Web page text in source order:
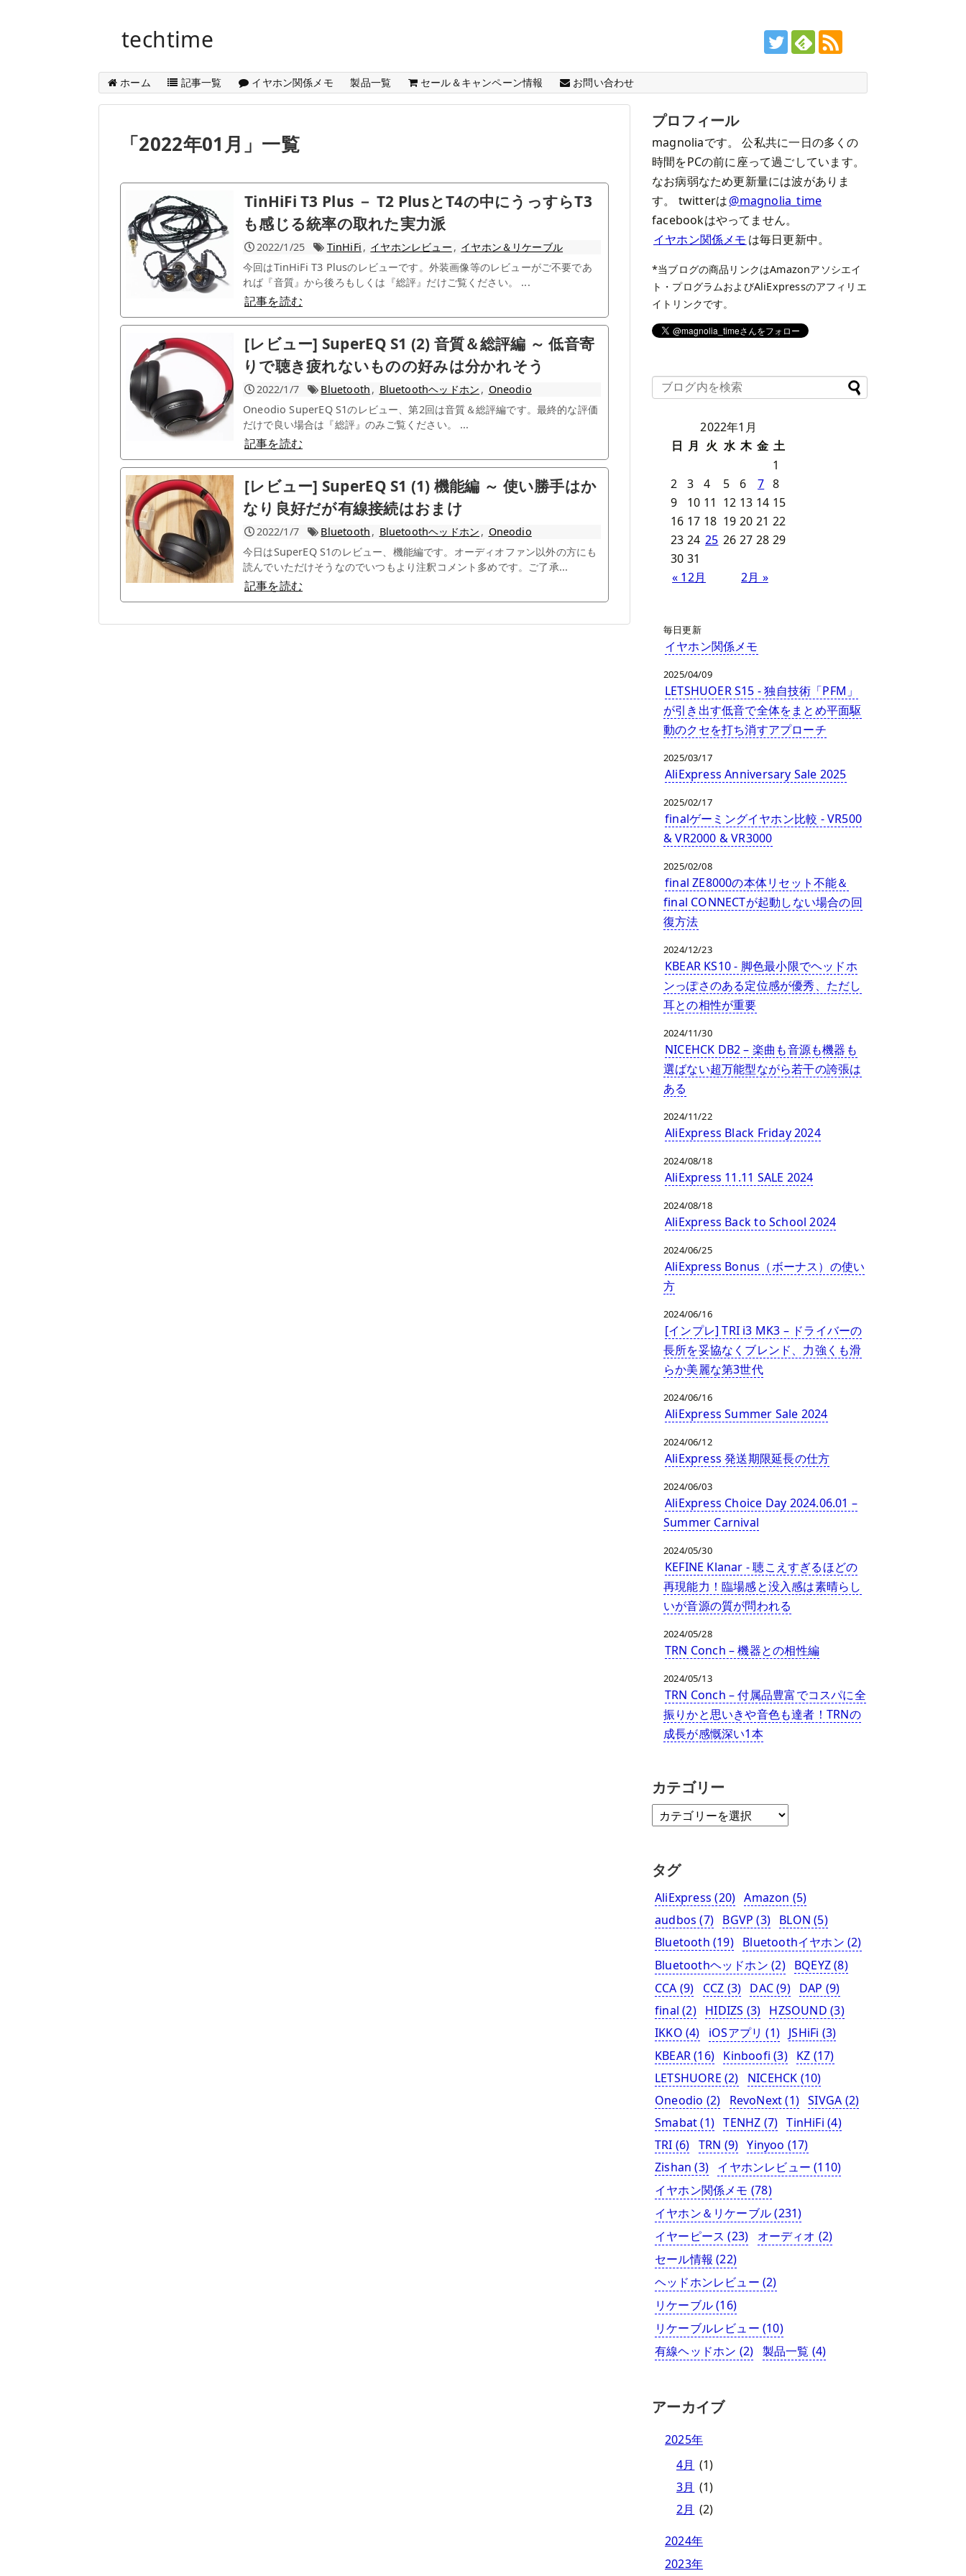
techtime
ホーム 記事一覧 イヤホン関係メモ 製品一覧 セール＆キャンペーン情報 お問い合わせ
「2022年01月 」 一覧
TinHiFi T3 Plus － T2 PlusとT4の中にうっすらT3
も感じる統率の取れた実力派
2022/1/25 TinHiFi , イヤホンレビュー , イヤホン＆リケーブル
今回はTinHiFi T3 Plusのレビューです。外装画像等のレビューがご不要であ
れば『音質』から後ろもしくは『総評』だけご覧ください。 ...
記事を読む
[レビュー] SuperEQ S1 (2) 音質＆総評編 ～ 低音寄
りで聴き疲れないものの好みは分かれそう
2022/1/7 Bluetooth , Bluetoothヘッドホン , Oneodio
Oneodio SuperEQ S1のレビュー、第2回は音質＆総評編です。最終的な評価
だけで良い場合は『総評』のみご覧ください。 ...
記事を読む
[レビュー] SuperEQ S1 (1) 機能編 ～ 使い勝手はか
なり良好だが有線接続はおまけ
2022/1/7 Bluetooth , Bluetoothヘッドホン , Oneodio
今日はSuperEQ S1のレビュー、機能編です。オーディオファン以外の方にも
読んでいただけそうなのでいつもより注釈コメント多めです。ご了承...
記事を読む
プロフィール
magnoliaです。 公私共に一日の多くの
時間をPCの前に座って過ごしています。
なお病弱なため更新量には波がありま
す。 twitterは@magnolia_time
facebookはやってません。
イヤホン関係メモ は毎日更新中。
*当ブログの商品リンクはAmazonアソシエイ
ト・プログラムおよびAliExpressのアフィリエ
イトリンクです。
2022年1月
日 月 火 水 木 金 土
« 12月 2月 »
1
2
3 4 5 6 7 8
9
10 11 12 13 14 15
16 17 18 19 20 21 22
23 24 25 26 27 28 29
30 31
毎日更新
イヤホン関係メモ
2025/04/09
LETSHUOER S15 - 独自技術「PFM」
が引き出す低音で全体をまとめ平面駆
動のクセを打ち消すアプローチ
2025/03/17
AliExpress Anniversary Sale 2025
2025/02/17
finalゲーミングイヤホン比較 - VR500
& VR2000 & VR3000
2025/02/08
final ZE8000の本体リセット不能＆
final CONNECTが起動しない場合の回
復方法
2024/12/23
KBEAR KS10 - 脚色最小限でヘッドホ
ンっぽさのある定位感が優秀、ただし
耳との相性が重要
2024/11/30
NICEHCK DB2 – 楽曲も音源も機器も
選ばない超万能型ながら若干の誇張は
ある
2024/11/22
AliExpress Black Friday 2024
2024/08/18
AliExpress 11.11 SALE 2024
2024/08/18
AliExpress Back to School 2024
2024/06/25
AliExpress Bonus（ボーナス）の使い
方
2024/06/16
[インプレ] TRI i3 MK3 – ドライバーの
長所を妥協なくブレンド、力強くも滑
らか美麗な第3世代
2024/06/16
AliExpress Summer Sale 2024
2024/06/12
AliExpress 発送期限延長の仕方
2024/06/03
AliExpress Choice Day 2024.06.01 –
Summer Carnival
2024/05/30
KEFINE Klanar - 聴こえすぎるほどの
再現能力！臨場感と没入感は素晴らし
いが音源の質が問われる
2024/05/28
TRN Conch – 機器との相性編
2024/05/13
TRN Conch – 付属品豊富でコスパに全
振りかと思いきや音色も達者！TRNの
成長が感慨深い1本
カテゴリー
タグ
AliExpress (20) Amazon (5)
audbos (7) BGVP (3) BLON (5)
Bluetooth (19) Bluetoothイヤホン (2)
Bluetoothヘッドホン (2) BQEYZ(8)
CCA (9) CCZ (3) DAC(9) DAP (9)
final (2) HIDIZS (3) HZSOUND (3)
IKKO (4) iOSアプリ (1) JSHiFi (3)
KBEAR(16) Kinboofi (3) KZ (17)
LETSHUORE (2) NICEHCK (10)
Oneodio (2) RevoNext(1) SIVGA (2)
Smabat(1) TENHZ (7) TinHiFi (4)
TRI (6) TRN (9) Yinyoo (17)
Zishan (3) イヤホンレビュー (110)
イヤホン関係メモ (78)
イヤホン＆リケーブル(231)
イヤーピース (23) オーディオ (2)
セール情報 (22)
ヘッドホンレビュー (2)
リケーブル(16)
リケーブルレビュー (10)
有線ヘッドホン (2) 製品一覧 (4)
アーカイブ
2025年
4月 (1)
3月 (1)
2月 (2)
2024年
2023年